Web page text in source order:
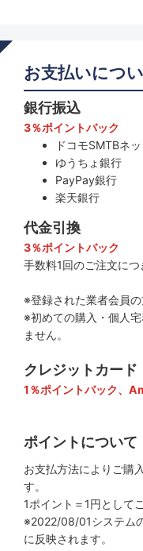
お支払いにつ
銀行振込
3％ポイントバック
ドコモSMTBネ
ゆうちょ銀行
PayPay銀行
楽天銀行
代金引換
3％ポイントバック
手数料1回のご注文に
※登録された業者会員の
※初めての購入・個人
ません。
クレジットカー
1％ポイントバック、
ポイントについて
お支払方法によりご購
す。
1ポイント＝1円として
※2022/08/01システム
に反映されます。